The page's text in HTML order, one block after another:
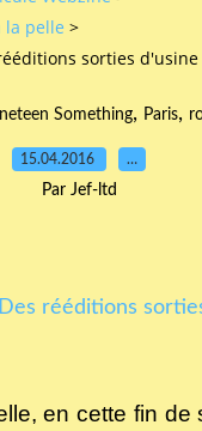
la pelle >
sorties d'usine
Something, Paris,
15.04.2016 …
Par Jef-ltd
en cette fin de